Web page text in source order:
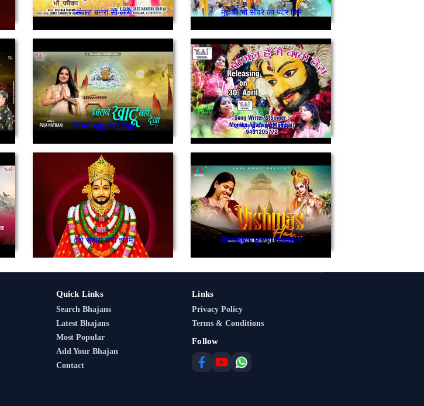
संवारा बनरा सा लागे मुझको भी साँवरे का प्यार मिले
जिसने खाटू नहीं देखा पागल हूँ मै बाबा तेरा
देदो सहारा बाबा श्याम मेरे श्याम पे मुझको विश्वास है
Quick Links
Search Bhajans
Latest Bhajans
Most Popular
Add Your Bhajan
Contact
Links
Privacy Policy
Terms & Conditions
Follow